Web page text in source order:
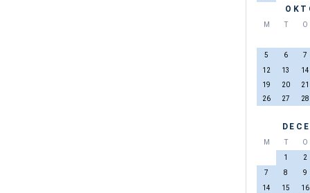
M O
5 6
7
12
13
14
19
20
21
26
27 28
M
O
1
2
7
8
9
14
15
16